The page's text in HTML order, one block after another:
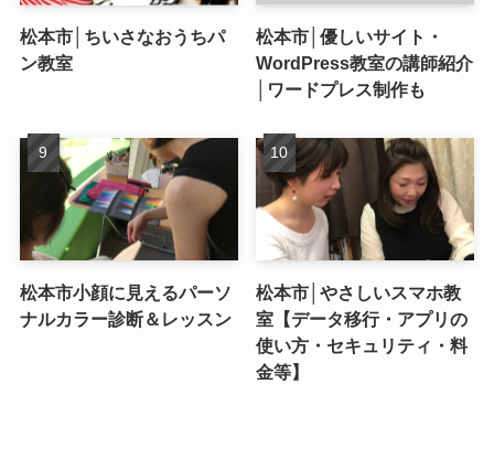
松本市│ちいさなおうちパ
ン教室
松本市│優しいサイト・
WordPress教室の講師紹介
│ワードプレス制作も
松本市小顔に見えるパーソ
ナルカラー診断＆レッスン
松本市│やさしいスマホ教
室【データ移行・アプリの
使い方・セキュリティ・料
金等】